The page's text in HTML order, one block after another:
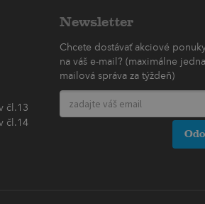
čl.13
čl.14
Newsletter
Chcete dostávať akciové
na váš e-mail? (maximálne
mailová správa za týždeň)